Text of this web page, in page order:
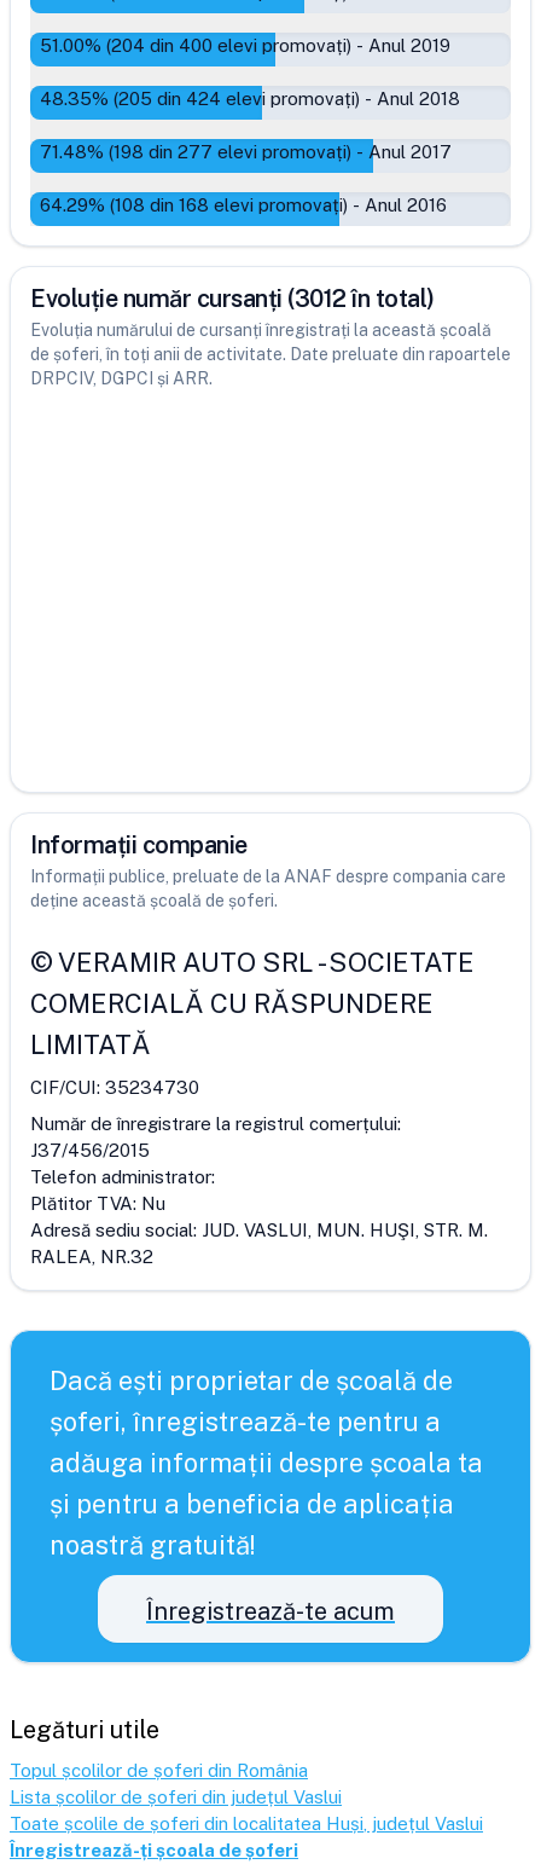
51.00% (204 din 400 elevi promovați) - Anul 2019
48.35% (205 din 424 elevi promovați) - Anul 2018
71.48% (198 din 277 elevi promovați) - Anul 2017
64.29% (108 din 168 elevi promovați) - Anul 2016
Evoluție număr cursanți (3012 în total)
Evoluția numărului de cursanți înregistrați la această școală
de șoferi, în toți anii de activitate. Date preluate din rapoartele
DRPCIV, DGPCI și ARR.
Informații companie
Informații publice, preluate de la ANAF despre compania care
deține această școală de șoferi.
©VERAMIR AUTO SRL-SOCIETATE
COMERCIALĂ CU RĂSPUNDERE
LIMITATĂ
CIF/CUI: 35234730
Număr de înregistrare la registrul comerțului:
J37/456/2015
Telefon administrator:
Plătitor TVA: Nu
Adresă sediu social: JUD. VASLUI, MUN. HUŞI, STR. M.
RALEA, NR.32
Dacă ești proprietar de școală de
șoferi, înregistrează-te pentru a
adăuga informații despre școala ta
și pentru a beneficia de aplicația
noastră gratuită!
Înregistrează-te acum
Legături utile
Topul școlilor de șoferi din România
Lista școlilor de șoferi din județul Vaslui
Toate școlile de șoferi din localitatea Huși , județul Vaslui
Înregistrează-ți școala de șoferi